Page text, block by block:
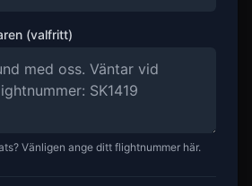
(valfritt)
Vänligen ange ditt flightnummer här.